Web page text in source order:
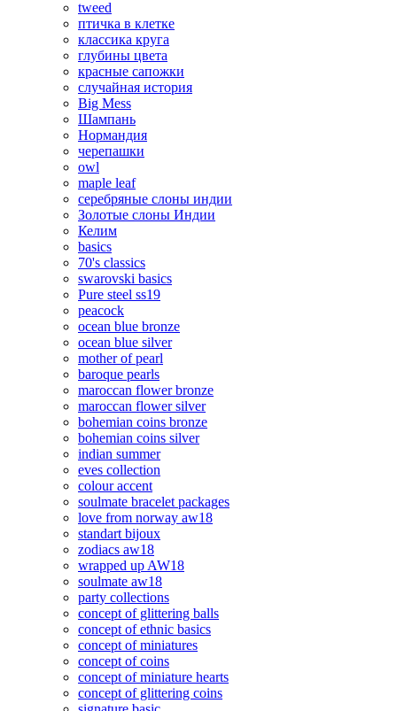
tweed
птичка в клетке
классика круга
глубины цвета
красные сапожки
случайная история
Big Mess
Шампань
Нормандия
черепашки
owl
maple leaf
серебряные слоны индии
Золотые слоны Индии
Келим
basics
70's classics
swarovski basics
Pure steel ss19
peacock
ocean blue bronze
ocean blue silver
mother of pearl
baroque pearls
maroccan flower bronze
maroccan flower silver
bohemian coins bronze
bohemian coins silver
indian summer
eves collection
colour accent
soulmate bracelet packages
love from norway aw18
standart bijoux
zodiacs aw18
wrapped up AW18
soulmate aw18
party collections
concept of glittering balls
concept of ethnic basics
concept of miniatures
concept of coins
concept of miniature hearts
concept of glittering coins